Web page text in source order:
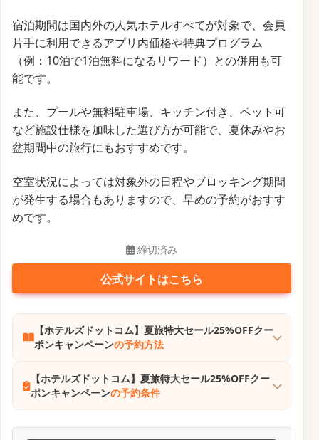
宿泊期間は国内外の人気ホテルすべてが対象で、会員
片手に利用できるアプリ内価格や特典プログラム
（例：10泊で1泊無料になるリワード）との併用も可
能です。
また、プールや無料駐車場、キッチン付き、ペット可
など施設仕様を加味した選び方が可能で、夏休みやお
盆期間中の旅行にもおすすめです。
空室状況によっては対象外の日程やブロッキング期間
が発生する場合もありますので、早めの予約がおすす
めです。
締切済み
公式サイトはこちら
【ホテルズドットコム】夏旅特大セール25%OFFクー
ポンキャンペーンの予約方法
【ホテルズドットコム】夏旅特大セール25%OFFクー
ポンキャンペーンの予約条件